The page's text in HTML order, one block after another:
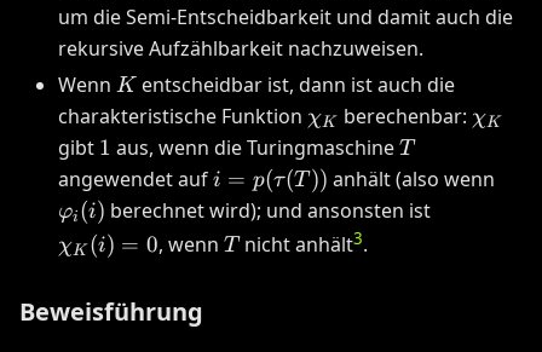
um die Semi-Entscheidbarkeit und damit auch die
rekursive Aufzählbarkeit nachzuweisen.
Wenn K
K entscheidbar ist, dann ist auch die
charakteristische Funktion \chi_K
χK berechenbar: \chi_K
χK
gibt 1
1 aus, wenn die TuringmaschineT
T
angewendet aufi =
p(\tau(T))
i = p(τ(T )) anhält (also wenn
φi (i) berechnet wird); und ansonsten ist
χK (i) = 0, wenn T
T nicht anhält3.
Beweisführung